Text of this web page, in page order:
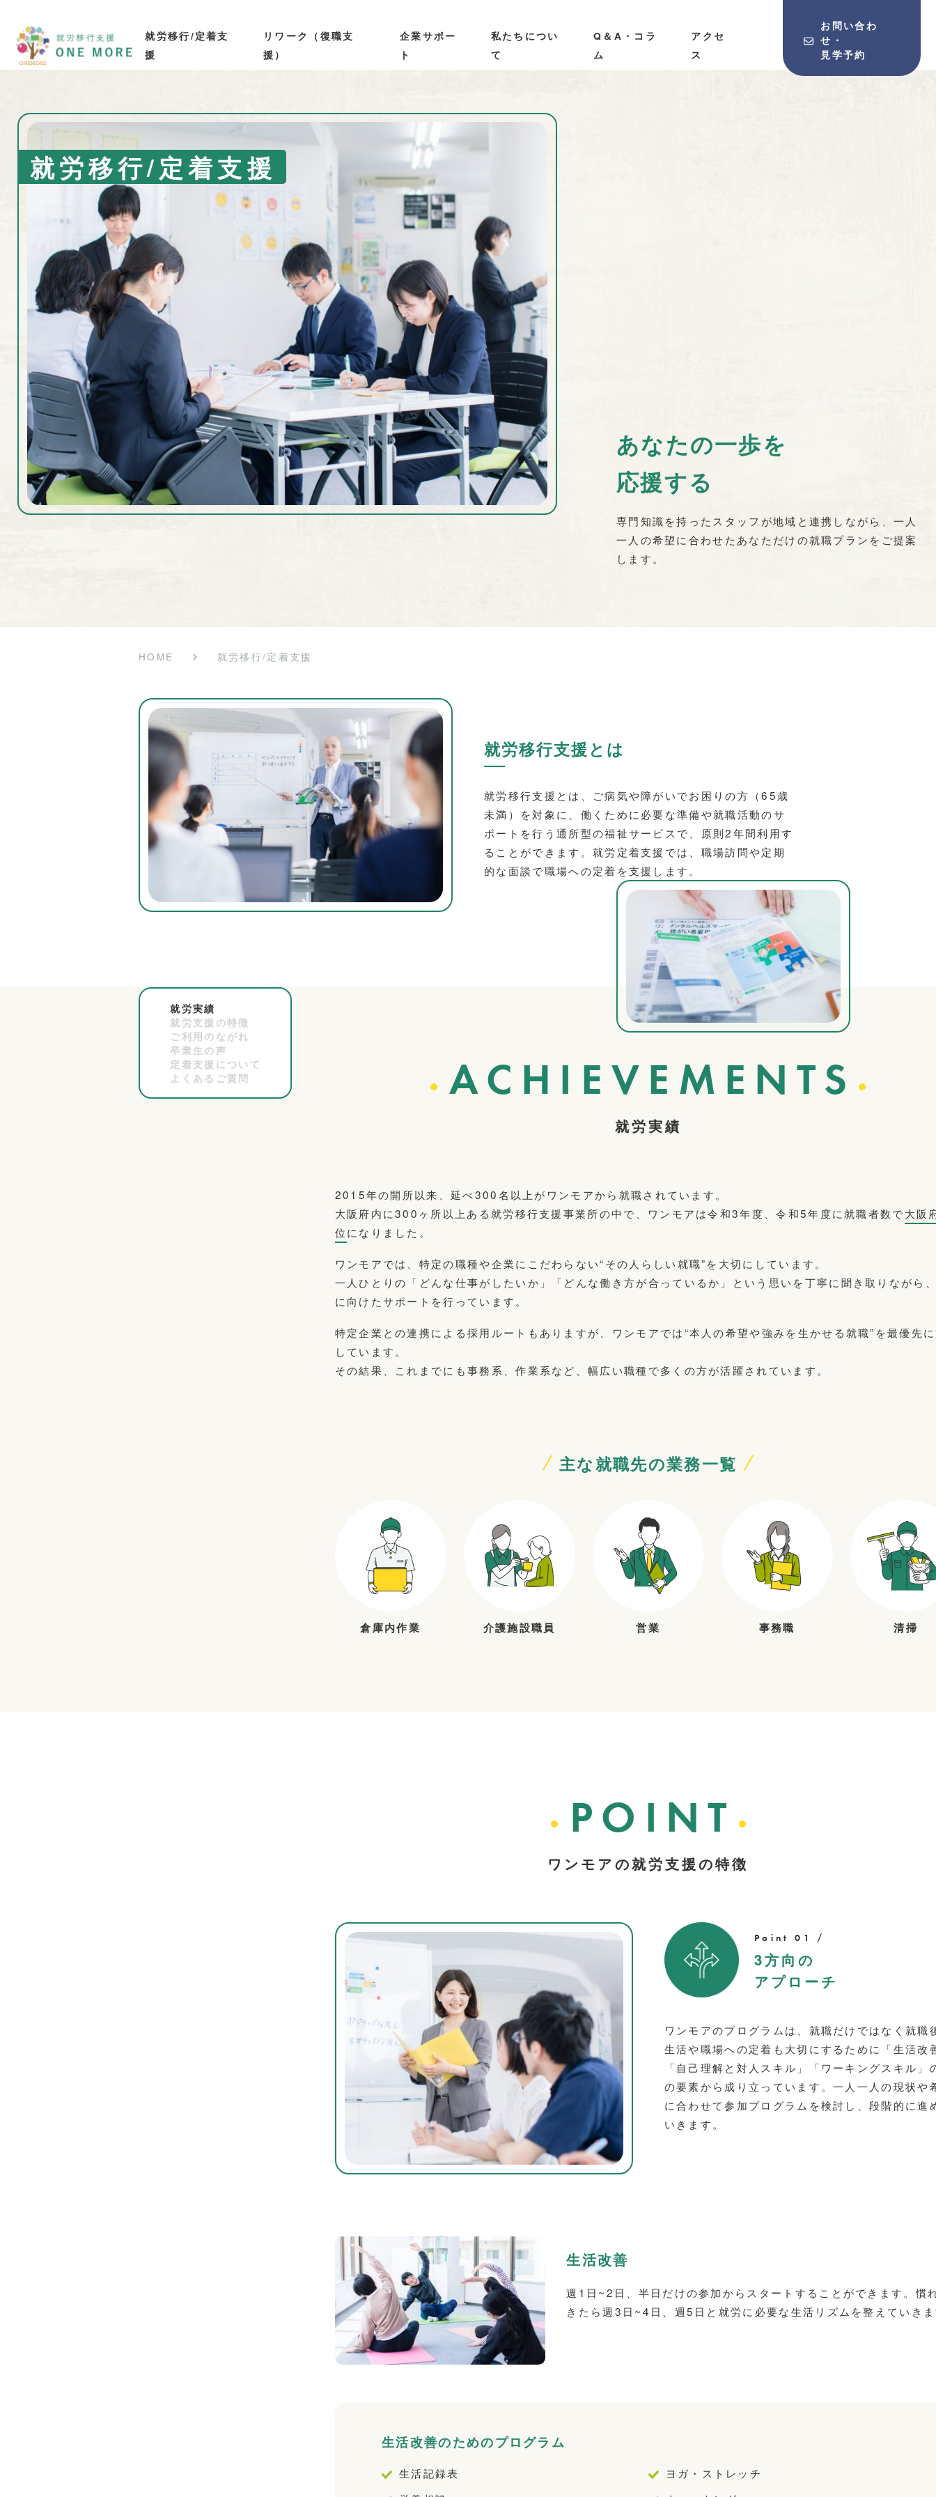
就労移行/定着支
援
リワーク（復職支
援）
企業サポー
ト
私たちについ
て
Q＆A・コラ
ム
アクセ
ス
お問い合わ
せ・
見学予約
就労移行/定着支援
あなたの一歩を
応援する
専門知識を持ったスタッフが地域と連携しながら、一人
一人の希望に合わせたあなただけの就職プランをご提案
します。
HOME 就労移行/定着支援
就労移行支援とは
就労移行支援とは、ご病気や障がいでお困りの方（65歳
未満）を対象に、働くために必要な準備や就職活動のサ
ポートを行う通所型の福祉サービスで、原則2年間利用す
ることができます。就労定着支援では、職場訪問や定期
的な面談で職場への定着を支援します。
就労実績
就労支援の特徴
ご利用のながれ
卒業生の声
定着支援について
よくあるご質問
ACHIEVE MENTS
就労実績
2015年の開所以来、延べ300名以上がワンモアから就職されています。
大阪府内に300ヶ所以上ある就労移行支援事業所の中で、ワンモアは令和3年度、令和5年度に就職者数で大阪
位になりました。
ワンモアでは、特定の職種や企業にこだわらない“その人らしい就職”を大切にしています。
一人ひとりの「どんな仕事がしたいか」「どんな働き方が合っているか」という思いを丁寧に聞き取りながら
に向けたサポートを行っています。
特定企業との連携による採用ルートもありますが、ワンモアでは“本人の希望や強みを生かせる就職”を最優先
しています。
その結果、これまでにも事務系、作業系など、幅広い職種で多くの方が活躍されています。
主な就職先の業務一覧
倉庫内作業 介護施設職員 営業 事務職 清掃
POINT
ワンモアの就労支援の特徴
Point 01 /
3方向の
アプローチ
ワンモアのプログラムは、就職だけではなく就職
生活や職場への定着も大切にするために「生活改
「自己理解と対人スキル」「ワーキングスキル」
の要素から成り立っています。一人一人の現状や
に合わせて参加プログラムを検討し、段階的に進
いきます。
生活改善
週1日~2日、半日だけの参加からスタートすることができます。慣
きたら週3日~4日、週5日と就労に必要な生活リズムを整えていき
生活改善のためのプログラム
生活記録表
ヨガ・ストレッチ